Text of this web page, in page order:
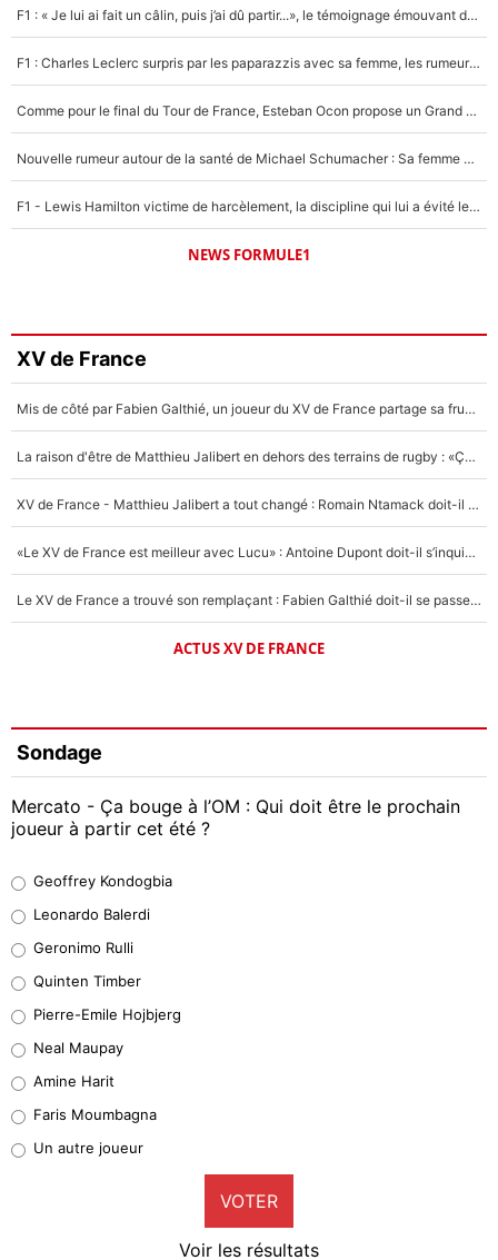
F1 : « Je lui ai fait un câlin, puis j’ai dû partir...», le témoignage émouvant de Max Verstappen sur sa fille
F1 : Charles Leclerc surpris par les paparazzis avec sa femme, les rumeurs étaient vraies !
Comme pour le final du Tour de France, Esteban Ocon propose un Grand Prix de Formule 1 à Paris : «Autour de l’Arc de Triomphe, ce serait génial» !
Nouvelle rumeur autour de la santé de Michael Schumacher : Sa femme Corinna sort du silence
F1 - Lewis Hamilton victime de harcèlement, la discipline qui lui a évité le pire : «J'aurais probablement mal tourné»
NEWS FORMULE1
XV de France
Mis de côté par Fabien Galthié, un joueur du XV de France partage sa frustration : «ils ne me l’ont pas dit tout de suite»
La raison d'être de Matthieu Jalibert en dehors des terrains de rugby : «Ça m'atteint autant que si tu touches à un membre de ma famille»
XV de France - Matthieu Jalibert a tout changé : Romain Ntamack doit-il s’inquiéter pour sa place à un an de la Coupe du monde ?
«Le XV de France est meilleur avec Lucu» : Antoine Dupont doit-il s’inquiéter pour sa place ?
Le XV de France a trouvé son remplaçant : Fabien Galthié doit-il se passer d'Antoine Dupont ?
ACTUS XV DE FRANCE
Sondage
Mercato - Ça bouge à l’OM : Qui doit être le prochain
joueur à partir cet été ?
38%
32%
5%
1%
9%
Geoffrey Kondogbia
Leonardo Balerdi
Geronimo Rulli
Quinten Timber
Pierre-Emile Hojbjerg
Neal Maupay
Amine Harit
Faris Moumbagna
Un autre joueur
VOTER
Voir les résultats